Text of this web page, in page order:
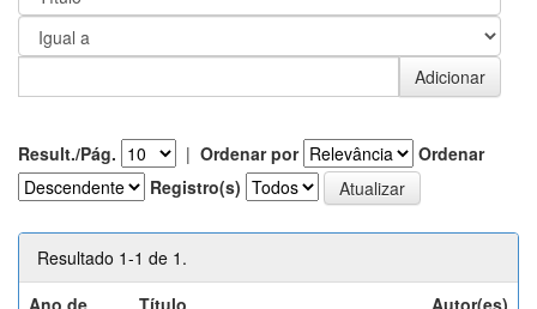
Result./Pág. | Ordenar por
Ordenar
Registro(s)
Resultado 1-1 de 1.
Ano de
Título Autor(es)